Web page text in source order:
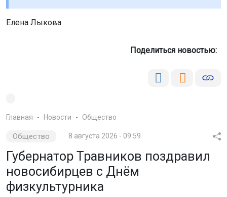
Елена Лыкова
Поделиться новостью:
Главная Новости Общество
Общество 8 августа 2026 - 09:59
Губернатор Травников поздравил
новосибирцев с Днём
физкультурника